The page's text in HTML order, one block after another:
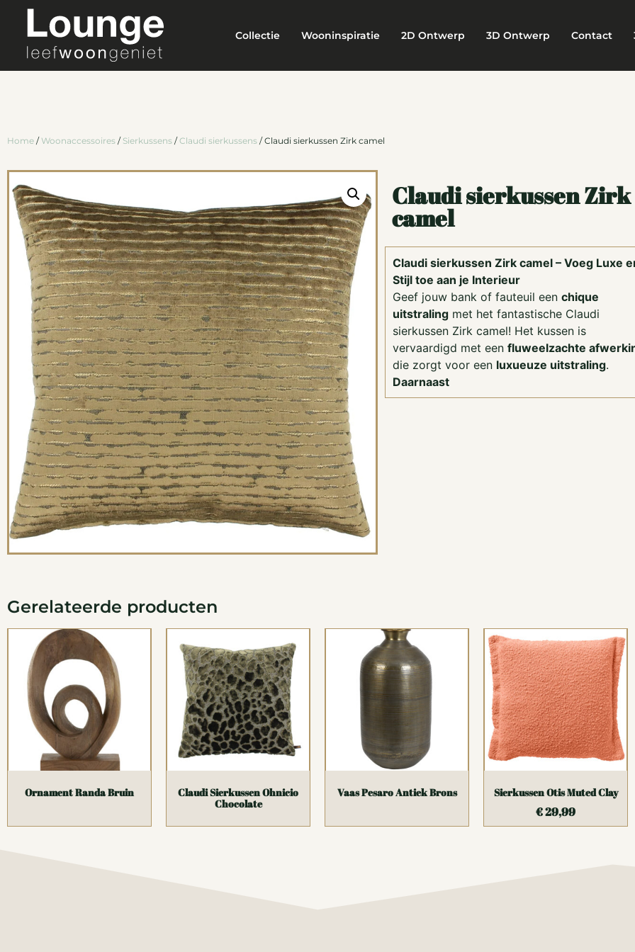
Collectie Wooninspiratie 2D Ontwerp 3D Ontwerp Contact
Home / Woonaccessoires / Sierkussens /Claudi sierkussens / Claudi sierkussen Zirk camel
Claudi sierkussen Zirk
camel
Claudi sierkussen Zirk camel – Voeg Luxe
Stijl toe aan je Interieur
Geef jouw bank of fauteuil een chique
uitstralingmet het fantastische Claudi
sierkussen Zirk camel! Het kussen is
vervaardigd met een fluweelzachte
die zorgt voor een luxueuze uitstraling.
Daarnaast
Gerelateerde producten
Ornament Randa Bruin
Claudi Sierkussen Ohnicio
Chocolate
Vaas Pesaro Antiek Brons Sierkussen Otis Muted Clay
€29,99